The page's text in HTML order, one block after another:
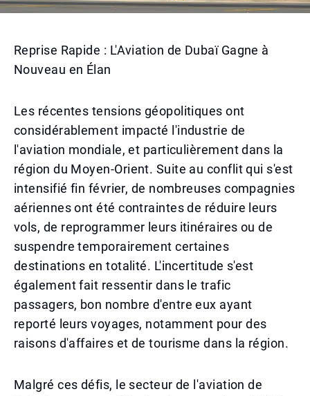
Reprise Rapide : L'Aviation de Dubaï Gagne à
Nouveau en Élan
Les récentes tensions géopolitiques ont
considérablement impacté l'industrie de
l'aviation mondiale, et particulièrement dans la
région du Moyen-Orient. Suite au conflit qui s'est
intensifié fin février, de nombreuses compagnies
aériennes ont été contraintes de réduire leurs
vols, de reprogrammer leurs itinéraires ou de
suspendre temporairement certaines
destinations en totalité. L'incertitude s'est
également fait ressentir dans le trafic
passagers, bon nombre d'entre eux ayant
reporté leurs voyages, notamment pour des
raisons d'affaires et de tourisme dans la région.
Malgré ces défis, le secteur de l'aviation de